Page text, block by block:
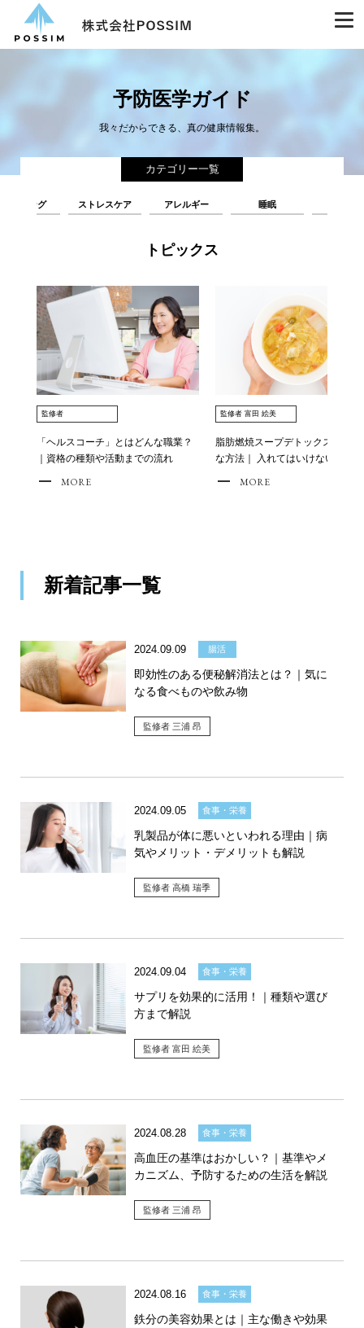
予防医学ガイド
我々だからできる、真の健康情報集。
カテゴリー一覧
エイジング ストレスケア アレルギー 睡眠
トピックス
監修者
「ヘルスコーチ」とはどんな職業？
｜資格の種類や活動までの流れ
MORE
監修者 富田 絵美
脂肪燃焼スープデトックスの効果
な方法｜ 入れてはいけない野菜
MORE
新着記事一覧
2024.09.09 腸活
即効性のある便秘解消法とは？｜気に
なる食べものや飲み物
監修者 三浦 昂
2024.09.05 食事・栄養
乳製品が体に悪いといわれる理由｜病
気やメリット・デメリットも解説
監修者 高橋 瑞季
2024.09.04 食事・栄養
サプリを効果的に活用！｜種類や選び
方まで解説
監修者 富田 絵美
2024.08.28 食事・栄養
高血圧の基準はおかしい？｜基準やメ
カニズム、予防するための生活を解説
監修者 三浦 昂
2024.08.16 食事・栄養
鉄分の美容効果とは｜主な働きや効果